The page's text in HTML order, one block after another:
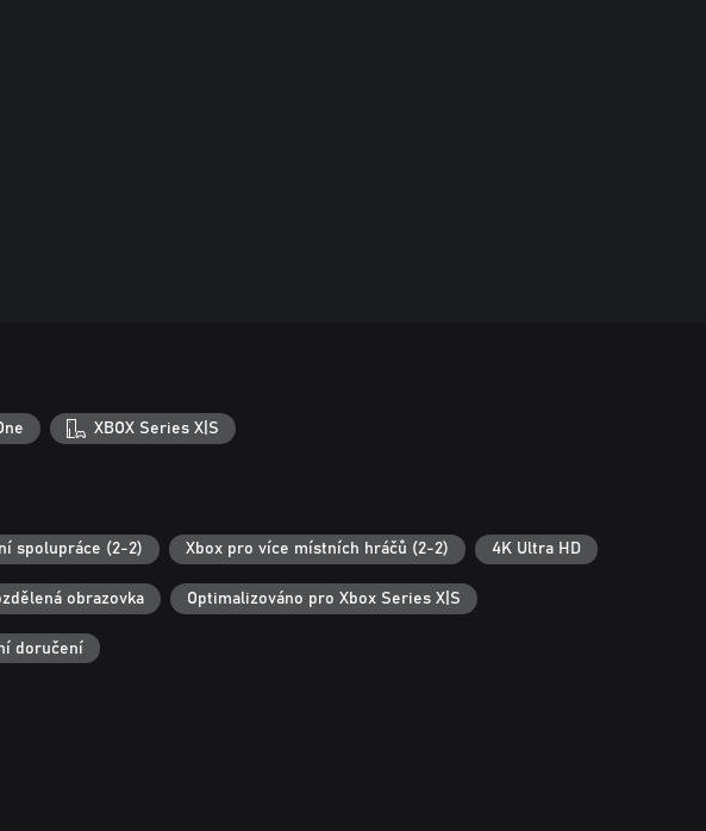
XBOX Series X|S
spolupráce (2-2) Xbox pro více místních hráčů (2-2) 4K Ultra HD
obrazovka Optimalizováno pro Xbox Series X|S
doručení